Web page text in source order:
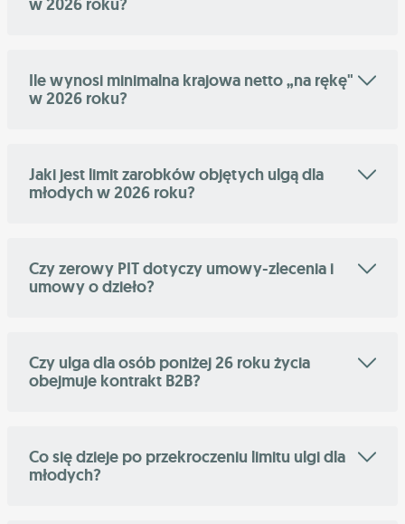
w 2026 roku?
Ile wynosi minimalna krajowa netto „na rękę"
w 2026 roku?
Jaki jest limit zarobków objętych ulgą dla
młodych w 2026 roku?
Czy zerowy PIT dotyczy umowy-zlecenia i
umowy o dzieło?
Czy ulga dla osób poniżej 26 roku życia
obejmuje kontrakt B2B?
Co się dzieje po przekroczeniu limitu ulgi dla
młodych?